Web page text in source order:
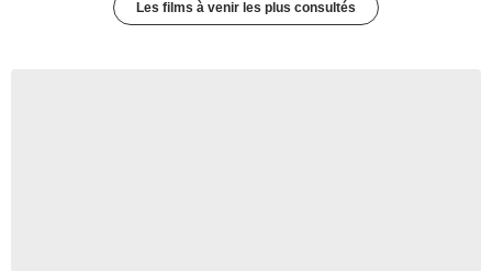
Les films à venir les plus consultés